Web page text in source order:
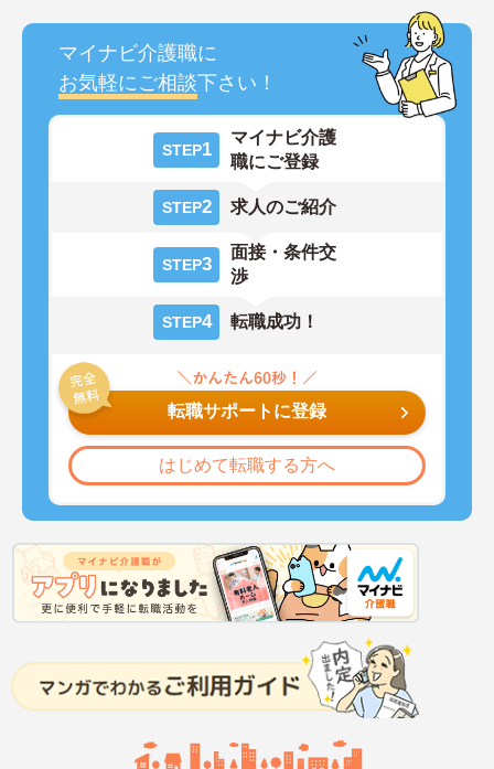
マイナビ介護職に
お気軽にご相談下さい！
STEP1
マイナビ介護
職にご登録
STEP2 求人のご紹介
STEP3
面接・条件交
渉
STEP4 転職成功！
転職サポートに登録
はじめて転職する方へ